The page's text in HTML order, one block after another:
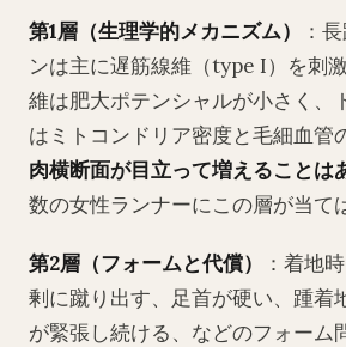
第1層（生理学的メカニズム）
：
ンは主に遅筋線維（type I）を刺
維は肥大ポテンシャルが小さく、
はミトコンドリア密度と毛細血管
肉横断面が目立って増えることは
数の女性ランナーにこの層が当て
第2層（フォームと代償）
：着地
剰に蹴り出す、足首が硬い、踵着
が緊張し続ける、などのフォーム